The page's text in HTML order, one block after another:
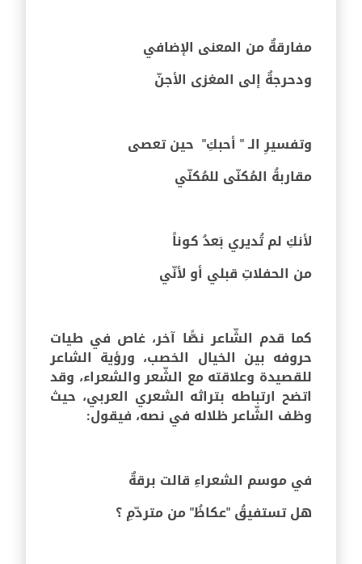
مفارقةٌ من المعنى الإضافي
ودحرجةٌ إلى المغزى الأجنّ
وتفسيرِ الـ " أحبكِ" حين تعصى
مقاربةُ المُكنّى للمُكنّي
لأنكِ لم تُديري بَعدُ كوناً
من الحفلاتِ قبلي أو لأنّي
كما قدم الشّاعر نصًّا آخر، غاص في طيات
حروفه بين الخيال الخصب، ورؤية الشاعر
للقصيدة وعلاقته مع الشّعر والشعراء، وقد
اتضح ارتباطه بتراثه الشعري العربي، حيث
وظف الشّاعر ظلاله في نصه، فيقول:
في موسم الشعراءِ قالت برقةٌ
هل تستفيقُ "عكاظُ" من متردّمِ ؟